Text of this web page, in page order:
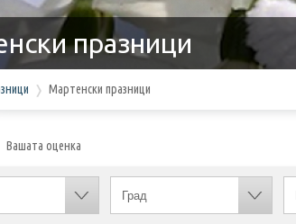
празници
Мартенски празници
Вашата оценка